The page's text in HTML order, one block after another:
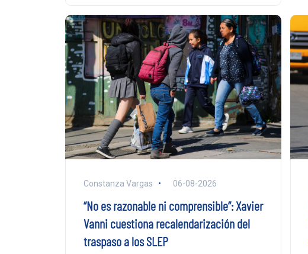
Constanza Vargas 06-08-2026
“No es razonable ni comprensible”: Xavier
Vanni cuestiona recalendarización del
traspaso a los SLEP